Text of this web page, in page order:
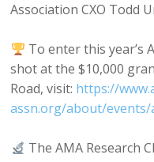
Association CXO Todd
To enter this year’s
shot at the $10,000
Road, visit: https://
assn.org/about/events/
The AMA Research